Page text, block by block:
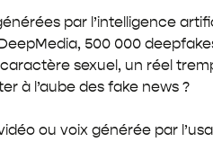
par l’intelligence
500 000
sexuel, un réel
à l’aube des fake news ?
ou voix générée par